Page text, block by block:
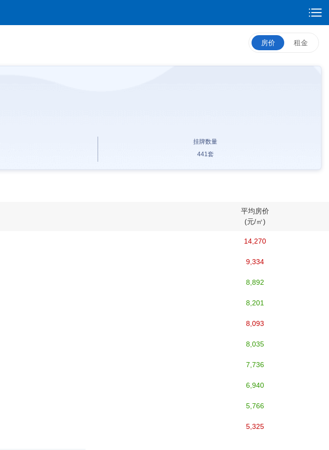
房价 租金
挂牌数量
441套
平均房价
(元/㎡)
14,270
9,334
8,892
8,201
8,093
8,035
7,736
6,940
5,766
5,325